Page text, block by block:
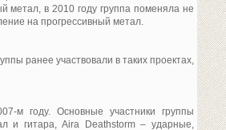
метал, в 2010 году группа поменяла не
на прогрессивный метал.
ранее участвовали в таких проектах,
м году. Основные участники группы
и гитара, Aira Deathstorm – ударные,